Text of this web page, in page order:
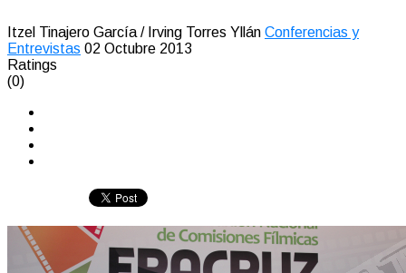
Itzel Tinajero García / Irving Torres Yllán Conferencias y
Entrevistas 02 Octubre 2013
Ratings
(0)